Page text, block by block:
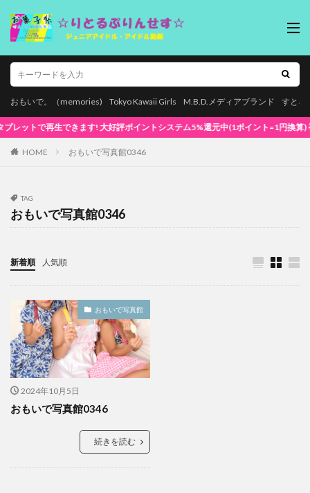
おもいで。（memories) Tokyo Kawaii Girls M.B.D.メディアブランド すとろ
ます! 大好評ポイントシステム5%還元中(1ポイント=1円換算) 初めてでも安心
HOME おもいで写真館0346
TAG
おもいで写真館0346
新着順 人気順
おもいで写真館
2024年10月5日
おもいで写真館0346
続きを読む